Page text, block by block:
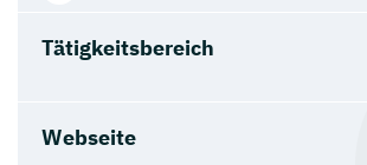
Tätigkeitsbereich
Webseite